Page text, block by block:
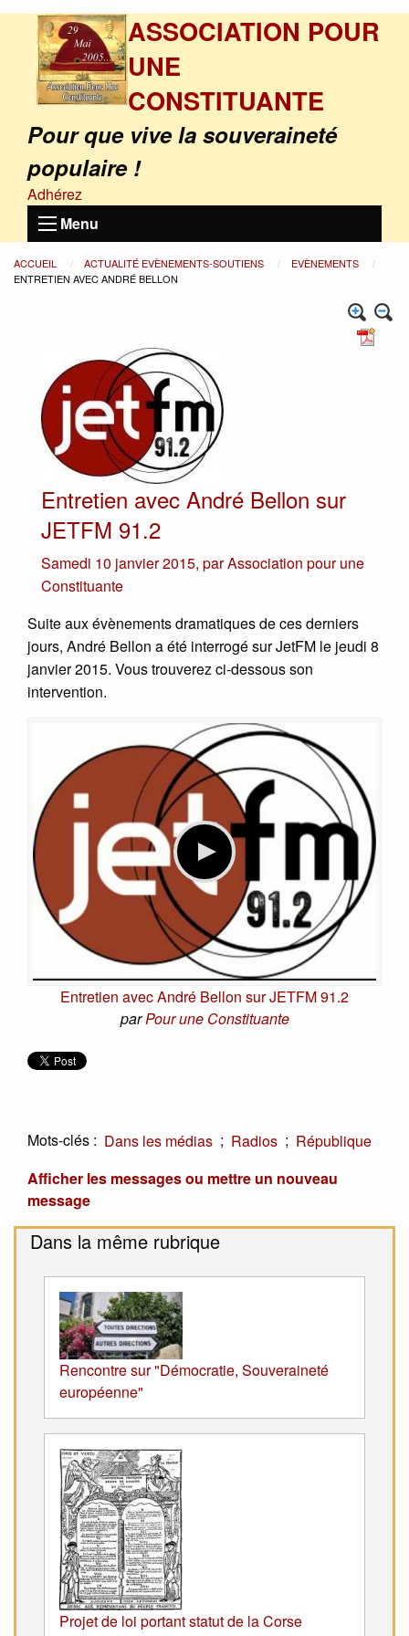
ASSOCIATION POUR
UNE
CONSTITUANTE
Pour que vive la souveraineté
populaire !
Adhérez
Menu
ACCUEIL ACTUALITÉ EVÈNEMENTS-SOUTIENS
EVÈNEMENTS
ENTRETIEN AVEC ANDRÉ BELLON
Entretien avec André Bellon sur
JETFM 91.2
Samedi 10 janvier 2015, parAssociation pour une
Constituante
Suite aux évènements dramatiques de ces derniers
jours, André Bellon a été interrogé sur JetFM le jeudi 8
janvier 2015. Vous trouverez ci-dessous son
intervention.
Entretien avec André Bellon sur JETFM 91.2
parPour une Constituante
Mots-clés : Dans les médias ; Radios ; République
Afficher les messages ou mettre un nouveau
message
Dans la même rubrique
Rencontre sur "Démocratie, Souveraineté
européenne"
Projet de loi portant statut de la Corse